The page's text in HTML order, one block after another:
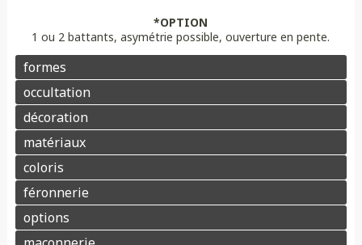
*OPTION
1 ou 2 battants, asymétrie possible, ouverture en pente.